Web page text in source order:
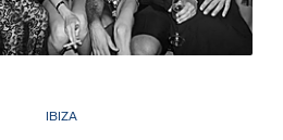
IBIZA